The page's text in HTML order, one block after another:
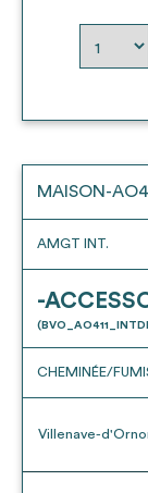
MAISON-
AMGT INT.
-
CHEMINÉE/
Villenave-